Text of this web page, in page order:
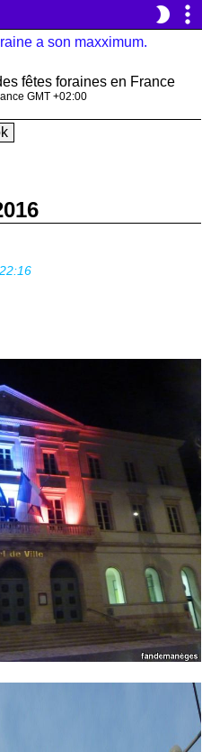
brightness_2 more_vert
fêtes foraines en France
GMT +02:00